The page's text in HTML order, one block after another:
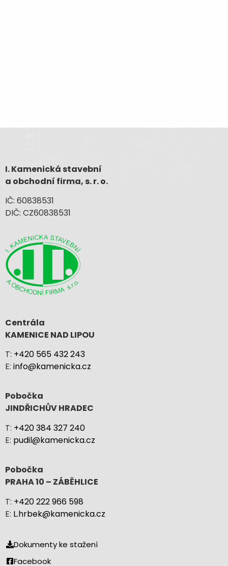
I. Kamenická stavební
a obchodní firma, s. r. o.
IČ: 60838531
DIČ: CZ60838531
Centrála
KAMENICE NAD LIPOU
T: +420 565 432 243
E: info@kamenicka.cz
Pobočka
JINDŘICHŮV HRADEC
T: +420 384 327 240
E: pudil@kamenicka.cz
Pobočka
PRAHA 10 – ZÁBĚHLICE
T: +420 222 966 598
E: L.hrbek@kamenicka.cz
Dokumenty ke stažení
Facebook